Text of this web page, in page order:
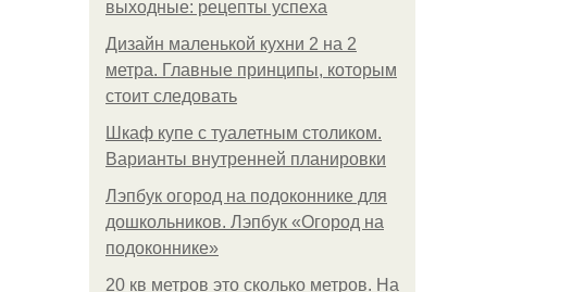
выходные: рецепты успеха
Дизайн маленькой кухни 2 на 2
метра. Главные принципы, которым
стоит следовать
Шкаф купе с туалетным столиком.
Варианты внутренней планировки
Лэпбук огород на подоконнике для
дошкольников. Лэпбук «Огород на
подоконнике»
20 кв метров это сколько метров. На